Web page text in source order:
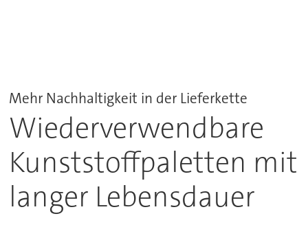
Mehr Nachhaltigkeit in der Lieferkette
Wiederverwendbare
Kunststoffpaletten mit
langer Lebensdauer